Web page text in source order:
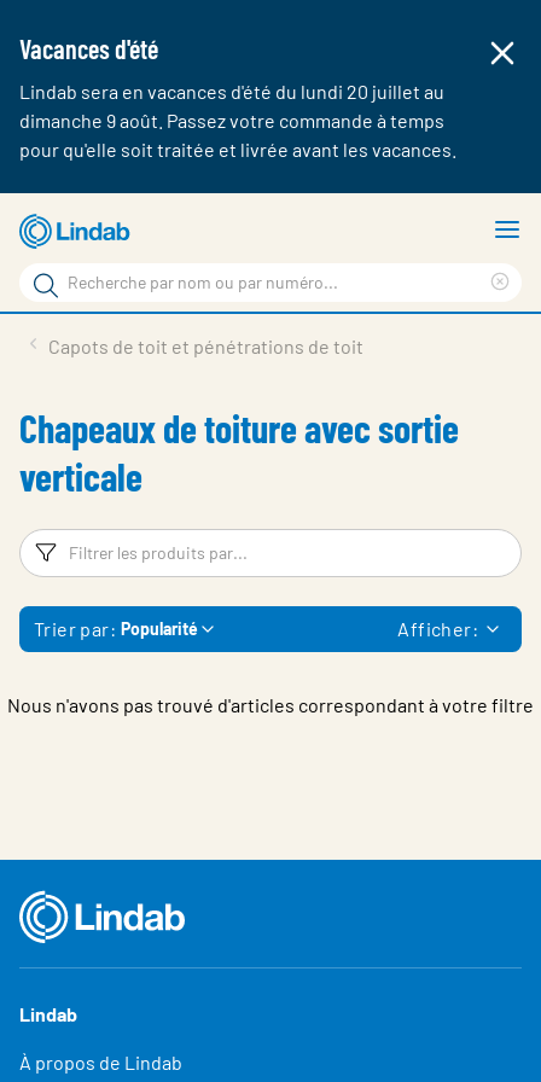
Vacances d'été
Lindab sera en vacances d'été du lundi 20 juillet au
dimanche 9 août. Passez votre commande à temps
pour qu'elle soit traitée et livrée avant les vacances.
Aller
au
contenu
principal
Rechercher
Rechercher
sur
Contact
Login
Choose languge
Capots de toit et pénétrations de toit
Chapeaux de toiture avec sortie
verticale
Filtres
Trier par: Popularité Afficher:
Nous n'avons pas trouvé d'articles correspondant à votre filtre
Lindab
À propos de Lindab